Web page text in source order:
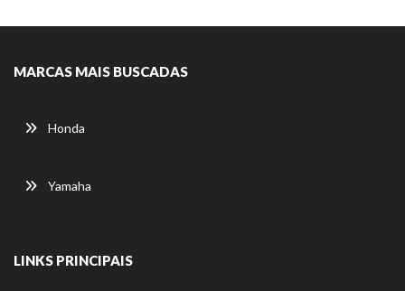
MARCAS MAIS BUSCADAS
Honda
Yamaha
LINKS PRINCIPAIS